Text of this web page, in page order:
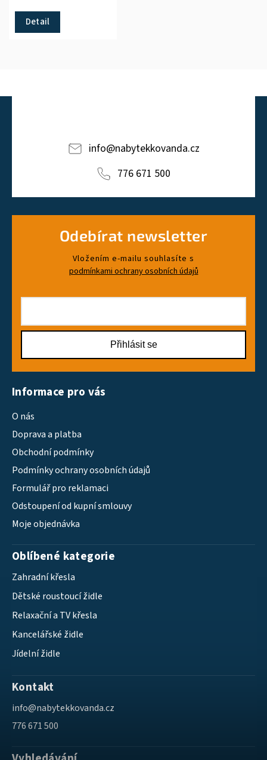
Detail
různých barevných
variantách.
info@nabytekkovanda.cz
776 671 500
Odebírat newsletter
Vložením e-mailu souhlasíte s
podmínkami ochrany osobních údajů
Přihlásit se
Informace pro vás
O nás
Doprava a platba
Obchodní podmínky
Podmínky ochrany osobních údajů
Formulář pro reklamaci
Odstoupení od kupní smlouvy
Moje objednávka
Oblíbené kategorie
Zahradní křesla
Dětské roustoucí židle
Relaxační a TV křesla
Kancelářské židle
Jídelní židle
Kontakt
info@nabytekkovanda.cz
776 671 500